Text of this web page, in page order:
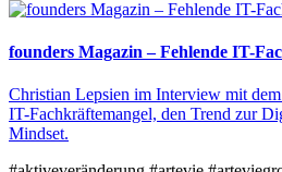
founders Magazin – Fehlende IT-
Christian Lepsien im Interview mit
IT-Fachkräftemangel, den Trend zur
Mindset.